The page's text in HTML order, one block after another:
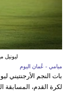
ليونيل
ميامي - عُمان اليوم
بات النجم الأرجنتيني
لكرة القدم، المسابقة